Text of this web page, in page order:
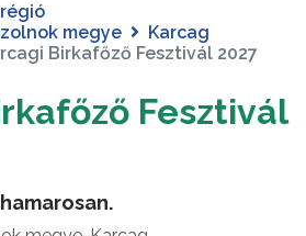
megye
Karcag
Birkafőző Fesztivál 2027
Fesztivál